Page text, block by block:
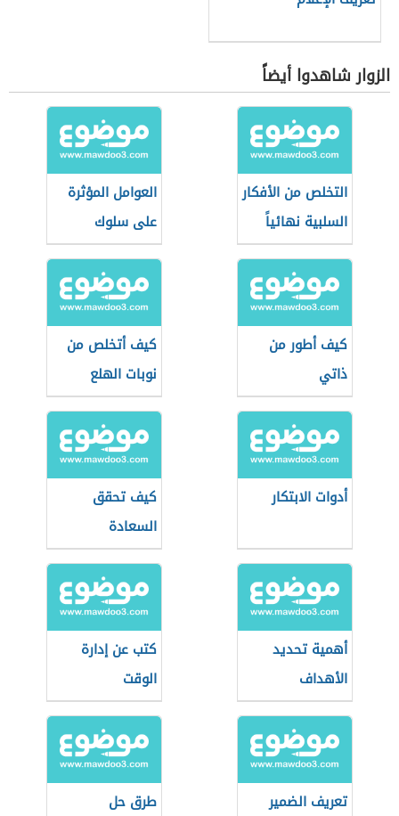
الزوار شاهدوا أيضاً
التخلص من الأفكار
السلبية نهائياً
العوامل المؤثرة
على سلوك
المستهلك
كيف أطور من
ذاتي
كيف أتخلص من
نوبات الهلع
أدوات الابتكار
كيف تحقق
السعادة
أهمية تحديد
الأهداف
كتب عن إدارة
الوقت
تعريف الضمير
طرق حل